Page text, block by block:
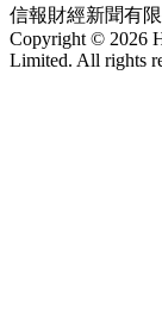
信報財經新聞有
Copyright © 2026
Limited. All rights